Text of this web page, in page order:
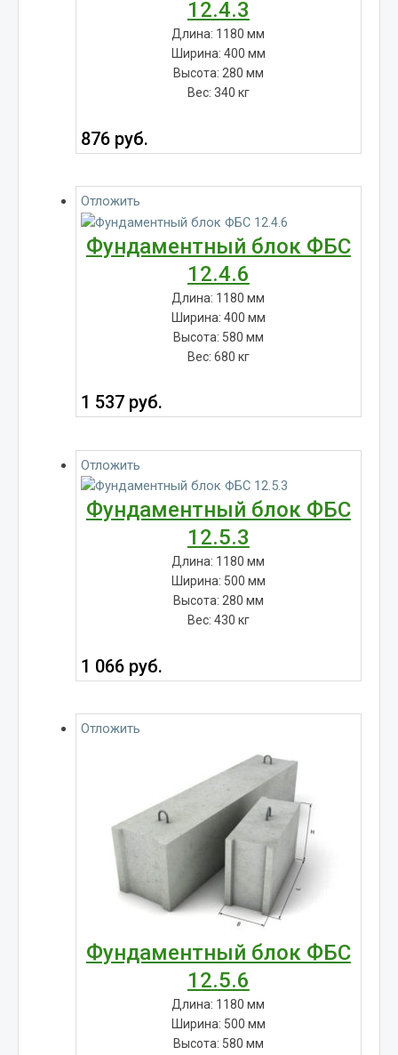
12.4.3
Длина: 1180 мм
Ширина: 400 мм
Высота: 280 мм
Вес: 340 кг
876 руб.
Отложить
Фундаментный блок ФБС
12.4.6
Длина: 1180 мм
Ширина: 400 мм
Высота: 580 мм
Вес: 680 кг
1 537 руб.
Отложить
Фундаментный блок ФБС
12.5.3
Длина: 1180 мм
Ширина: 500 мм
Высота: 280 мм
Вес: 430 кг
1 066 руб.
Отложить
Фундаментный блок ФБС
12.5.6
Длина: 1180 мм
Ширина: 500 мм
Высота: 580 мм